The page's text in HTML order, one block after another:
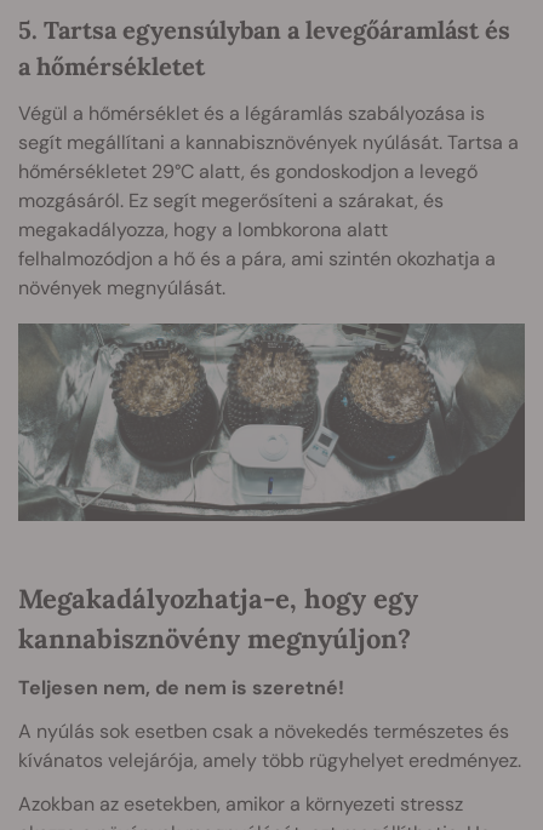
5. Tartsa egyensúlyban a levegőáramlást és
a hőmérsékletet
Végül a hőmérséklet és a légáramlás szabályozása is
segít megállítani a kannabisznövények nyúlását. Tartsa a
hőmérsékletet 29°C alatt, és gondoskodjon a levegő
mozgásáról. Ez segít megerősíteni a szárakat, és
megakadályozza, hogy a lombkorona alatt
felhalmozódjon a hő és a pára, ami szintén okozhatja a
növények megnyúlását.
Megakadályozhatja-e, hogy egy
kannabisznövény megnyúljon?
Teljesen nem, de nem is szeretné!
A nyúlás sok esetben csak a növekedés természetes és
kívánatos velejárója, amely több rügyhelyet eredményez.
Azokban az esetekben, amikor a környezeti stressz